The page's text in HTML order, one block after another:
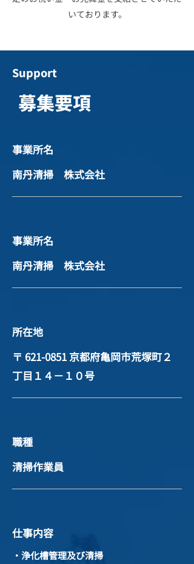
いております。
Support
募集要項
事業所名
南丹清掃 株式会社
事業所名
南丹清掃 株式会社
所在地
〒 621-0851京都府亀岡市荒塚町２
丁目１４－１０号
職種
清掃作業員
仕事内容
・浄化槽管理及び清掃